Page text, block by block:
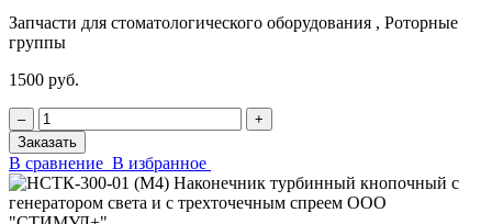
Запчасти для стоматологического оборудования , Роторные
группы
1500 руб.
‒
+
Заказать
В сравнение В избранное